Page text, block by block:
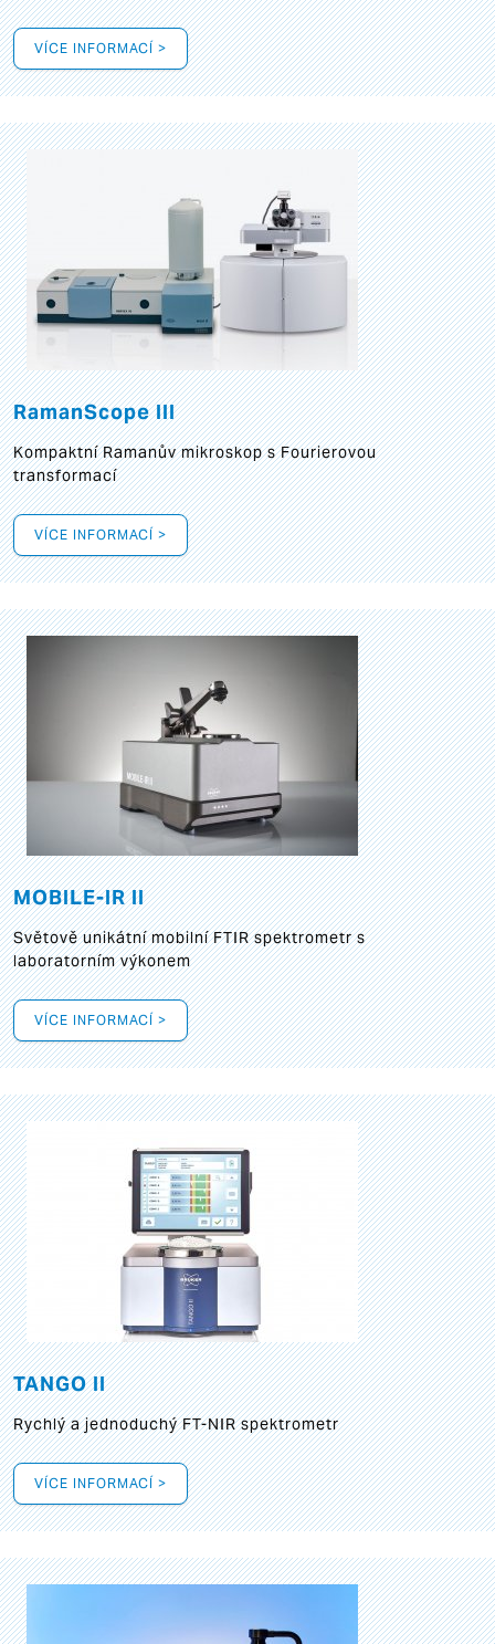
VÍCE INFORMACÍ >
RamanScope III
Kompaktní Ramanův mikroskop s Fourierovou
transformací
VÍCE INFORMACÍ >
MOBILE-IR II
Světově unikátní mobilní FTIR spektrometr s
laboratorním výkonem
VÍCE INFORMACÍ >
TANGO II
Rychlý a jednoduchý FT-NIR spektrometr
VÍCE INFORMACÍ >